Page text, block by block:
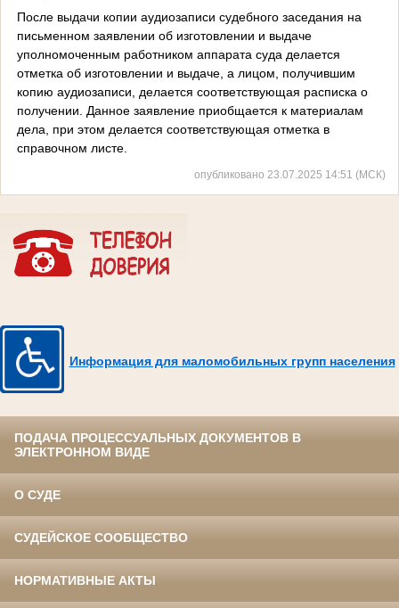
После выдачи копии аудиозаписи судебного заседания на
письменном заявлении об изготовлении и выдаче
уполномоченным работником аппарата суда делается
отметка об изготовлении и выдаче, а лицом, получившим
копию аудиозаписи, делается соответствующая расписка о
получении. Данное заявление приобщается к материалам
дела, при этом делается соответствующая отметка в
справочном листе.
опубликовано 23.07.2025 14:51 (МСК)
Информация для маломобильных групп населения
ПОДАЧА ПРОЦЕССУАЛЬНЫХ ДОКУМЕНТОВ В
ЭЛЕКТРОННОМ ВИДЕ
О СУДЕ
СУДЕЙСКОЕ СООБЩЕСТВО
НОРМАТИВНЫЕ АКТЫ